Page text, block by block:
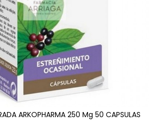
ARKOPHARMA 250 Mg 50 CAPSULAS